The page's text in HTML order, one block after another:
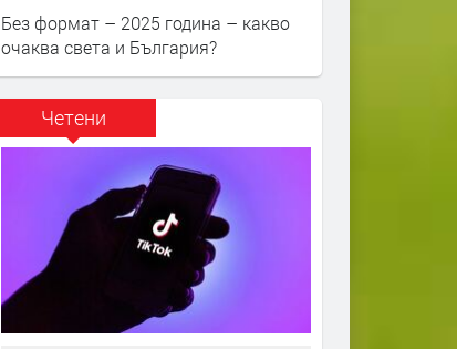
Без формат – 2025 година – какво
очаква света и България?
Четени